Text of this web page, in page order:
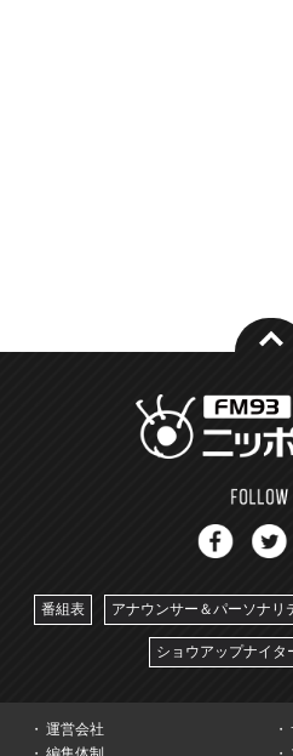
番組表 アナウンサー＆パーソナリ
ショウアップナイタ
運営会社
編集体制